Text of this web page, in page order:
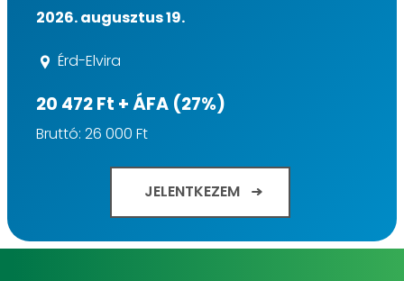
2026. augusztus 19.
Érd-Elvira
20 472 Ft + ÁFA (27%)
Bruttó: 26 000 Ft
JELENTKEZEM